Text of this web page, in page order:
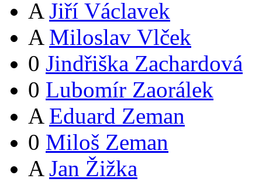
A Jiří Václavek
A Miloslav Vlček
0 Jindřiška Zachardová
0 Lubomír Zaorálek
A Eduard Zeman
0 Miloš Zeman
A Jan Žižka